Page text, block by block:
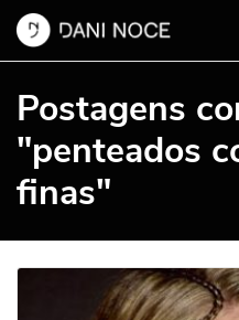
Postagens
"penteados
finas"